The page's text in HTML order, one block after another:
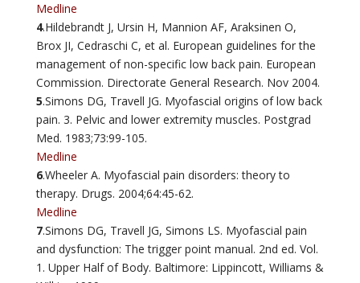
Medline
4.Hildebrandt J, Ursin H, Mannion AF, Araksinen O,
Brox JI, Cedraschi C, et al. European guidelines for the
management of non-specific low back pain. European
Commission. Directorate General Research. Nov 2004.
5.Simons DG, Travell JG. Myofascial origins of low back
pain. 3. Pelvic and lower extremity muscles. Postgrad
Med. 1983;73:99-105.
Medline
6.Wheeler A. Myofascial pain disorders: theory to
therapy. Drugs. 2004;64:45-62.
Medline
7.Simons DG, Travell JG, Simons LS. Myofascial pain
and dysfunction: The trigger point manual. 2nd ed. Vol.
1. Upper Half of Body. Baltimore: Lippincott, Williams &